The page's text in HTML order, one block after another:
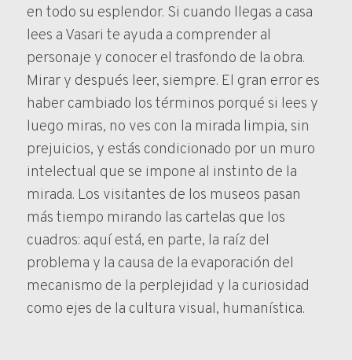
en todo su esplendor. Si cuando llegas a casa
lees a Vasari te ayuda a comprender al
personaje y conocer el trasfondo de la obra.
Mirar y después leer, siempre. El gran error es
haber cambiado los términos porqué si lees y
luego miras, no ves con la mirada limpia, sin
prejuicios, y estás condicionado por un muro
intelectual que se impone al instinto de la
mirada. Los visitantes de los museos pasan
más tiempo mirando las cartelas que los
cuadros: aquí está, en parte, la raíz del
problema y la causa de la evaporación del
mecanismo de la perplejidad y la curiosidad
como ejes de la cultura visual, humanística.